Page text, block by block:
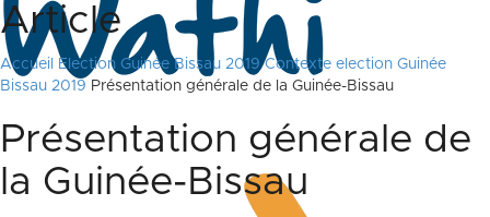
Article
Accueil Election Guinée Bissau 2019 Contexte election Guinée
Bissau 2019 Présentation générale de la Guinée-Bissau
Présentation générale de
la Guinée-Bissau